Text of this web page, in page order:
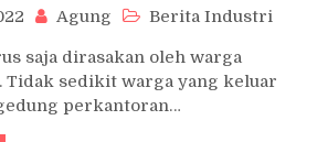
Agung Berita Industri
saja dirasakan oleh warga
Tidak sedikit warga yang keluar
perkantoran…